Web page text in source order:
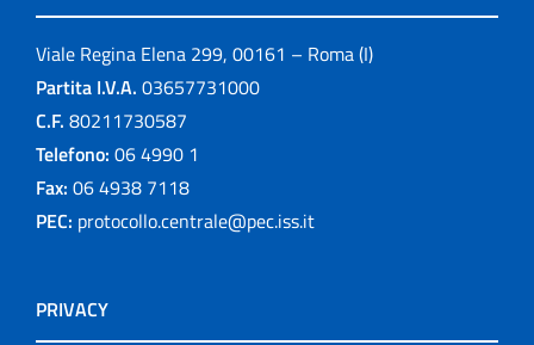
Viale Regina Elena 299, 00161 – Roma (I)
Partita I.V.A. 03657731000
C.F. 80211730587
Telefono: 06 4990 1
Fax: 06 4938 7118
PEC: protocollo.centrale@pec.iss.it
PRIVACY